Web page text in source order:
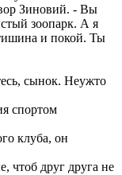
Зиновий. - Вы
зоопарк. А я
и покой. Ты
сынок. Неужто
спортом
клуба, он
чтоб друг друга не